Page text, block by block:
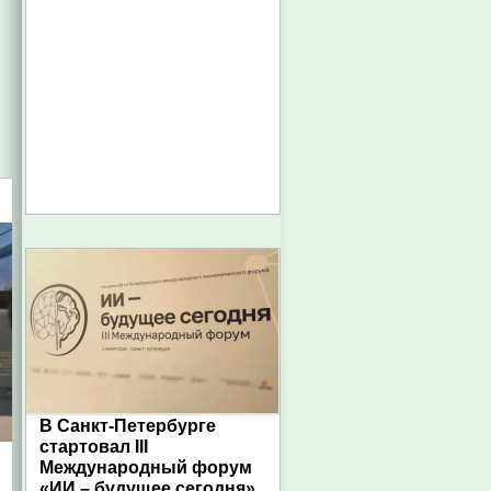
В Санкт-Петербурге
стартовал III
Международный форум